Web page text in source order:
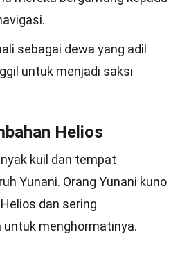
sebagai dewa yang adil
untuk menjadi saksi
Helios
kuil dan tempat
Yunani. Orang Yunani kuno
dan sering
untuk menghormatinya.